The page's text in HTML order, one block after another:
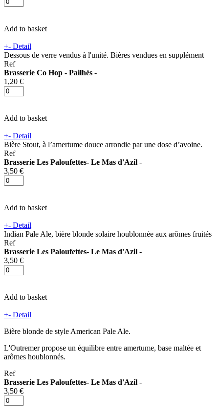
Add to basket
+- Detail
Dessous de verre vendus à l'unité. Bières vendues en supplément
Ref
Brasserie Co Hop - Pailhès -
1,20 €
Add to basket
+- Detail
Bière Stout, à l’amertume douce arrondie par une dose d’avoine.
Ref
Brasserie Les Paloufettes- Le Mas d'Azil -
3,50 €
Add to basket
+- Detail
Indian Pale Ale, bière blonde solaire houblonnée aux arômes fruités
Ref
Brasserie Les Paloufettes- Le Mas d'Azil -
3,50 €
Add to basket
+- Detail
Bière blonde de style American Pale Ale.
L'Outremer propose un équilibre entre amertume, base maltée et
arômes houblonnés.
Ref
Brasserie Les Paloufettes- Le Mas d'Azil -
3,50 €